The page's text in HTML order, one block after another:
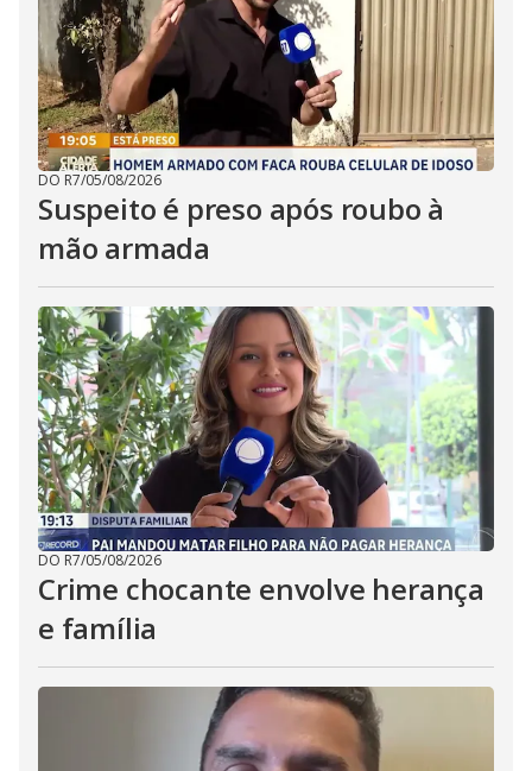
DO R7/05/08/2026
Suspeito é preso após roubo à
mão armada
DO R7/05/08/2026
Crime chocante envolve herança
e família